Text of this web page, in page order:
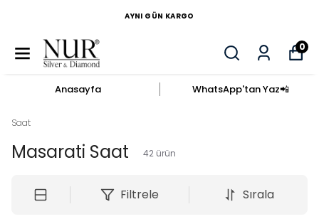
AYNI GÜN KARGO
0
Anasayfa WhatsApp'tan Yaz​📲​
Saat
Masarati Saat 42 ürün
Filtrele Sırala